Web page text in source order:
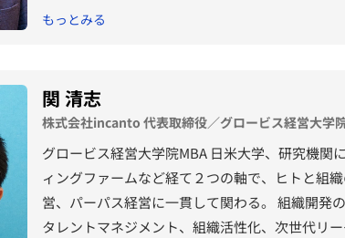
ング部門の管掌役員として、テクノロジーや新
もっとみる
関 清志
株式会社incanto 代表取締役／グロービス経営大学
グロービス経営大学院MBA 日米大学、研究機関
ィングファームなど経て２つの軸で、ヒトと組
営、パーパス経営に一貫して関わる。 組織開発
タレントマネジメント、組織活性化、次世代リ